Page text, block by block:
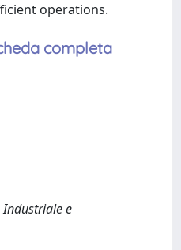
operations.
completa
Industriale e